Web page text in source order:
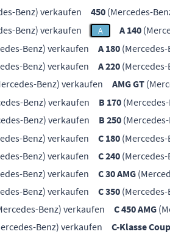
Benz) verkaufen 450 (Mercedes-
Benz) verkaufen A A 140
Benz) verkaufen A 180
Benz) verkaufen A 220
Benz) verkaufen AMG GT
Benz) verkaufen B 170
Benz) verkaufen B 250
Benz) verkaufen C 180
Benz) verkaufen C 240
Benz) verkaufen C 30 AMG
Benz) verkaufen C 350
Benz) verkaufen C 450 AMG
Benz) verkaufen C-Klasse